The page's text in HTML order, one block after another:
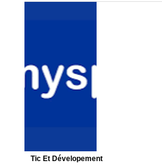
Tic Et Dévelopement